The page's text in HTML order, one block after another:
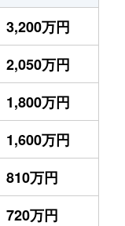
3,200万円
2,050万円
1,800万円
1,600万円
810万円
720万円